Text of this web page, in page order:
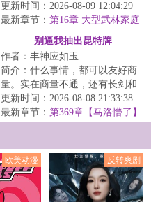
迹。他们都管我叫浪子，最开始
我以为是因我飘零...
更新时间：2026-08-09 12:04:29
最新章节： 第16章 大型武林家庭
别逼我抽出昆特牌
作者：丰神应如玉
简介：什么事情，都可以友好商
量。实在商量不通，还有长剑和
魔杖。我只强调一点：别逼我抽
出昆特牌。·在...
更新时间：2026-08-08 21:33:38
最新章节： 第369章【马洛懵了】
欧美动漫 反转爽剧